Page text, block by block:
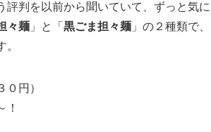
判を以前から聞いていて、ずっと気に
々麺 」と「 黒ごま担々麺 」の２種類で
０円）
！